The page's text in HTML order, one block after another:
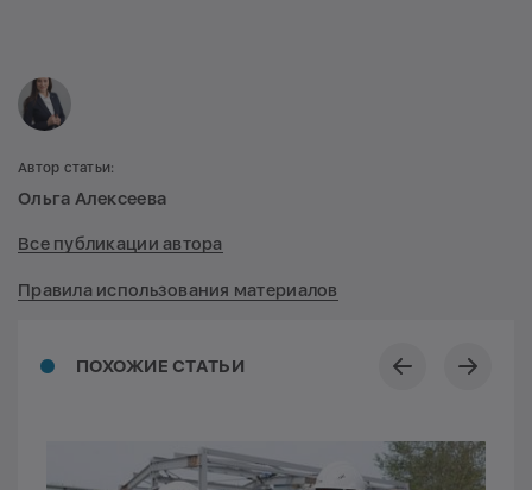
ПОХОЖИЕ СТАТЬИ
Автор статьи:
Ольга Алексеева
Все публикации автора
Правила использования материалов